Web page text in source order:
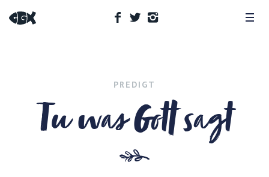
PREDIGT
Tu was Gott sagt